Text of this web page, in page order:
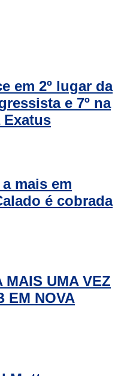
em 2º lugar da
e 7º na
mais em
é cobrada
MAIS UMA VEZ
EM NOVA